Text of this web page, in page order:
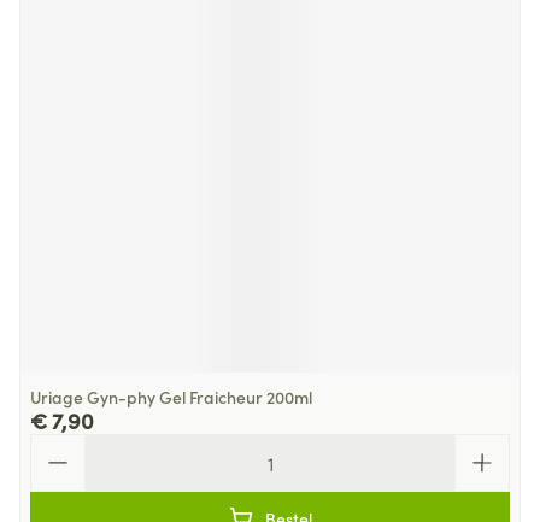
Uriage Gyn-phy Gel Fraicheur 200ml
€ 7,90